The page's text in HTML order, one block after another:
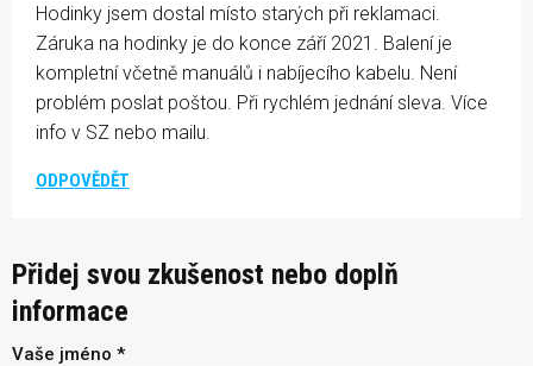
Hodinky jsem dostal místo starých při reklamaci.
Záruka na hodinky je do konce září 2021. Balení je
kompletní včetně manuálů i nabíjecího kabelu. Není
problém poslat poštou. Při rychlém jednání sleva. Více
info v SZ nebo mailu.
ODPOVĚDĚT
Přidej svou zkušenost nebo doplň
informace
Vaše jméno *